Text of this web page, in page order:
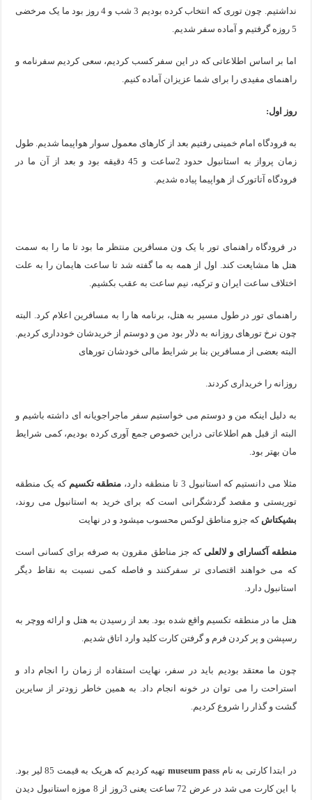
نداشتیم. چون توری که انتخاب کرده بودیم 3 شب و 4 روز بود ما یک مرخضی
5 روزه گرفتیم و آماده سفر شدیم.
اما بر اساس اطلاعاتی که در این سفر کسب کردیم، سعی کردیم سفرنامه و
راهنمای مفیدی را برای شما عزیزان آماده کنیم.
روز اول:
به فرودگاه امام خمینی رفتیم بعد از کارهای معمول سوار هواپیما شدیم. طول
زمان پرواز به استانبول حدود 2ساعت و 45 دقیقه بود و بعد از آن ما در
فرودگاه آتاتورک از هواپیما پیاده شدیم.
در فرودگاه راهنمای تور با یک ون مسافرین منتظر ما بود تا ما را به سمت
هتل ها مشایعت کند. اول از همه به ما گفته شد تا ساعت هایمان را به علت
اختلاف ساعت ایران و ترکیه، نیم ساعت به عقب بکشیم.
راهنمای تور در طول مسیر به هتل، برنامه ها را به مسافرین اعلام کرد. البته
چون نرخ تورهای روزانه به دلار بود من و دوستم از خریدشان خودداری کردیم.
البته بعضی از مسافرین بنا بر شرایط مالی خودشان تورهای
روزانه را خریداری کردند.
به دلیل اینکه من و دوستم می خواستیم سفر ماجراجویانه ای داشته باشیم و
البته از قبل هم اطلاعاتی دراین خصوص جمع آوری کرده بودیم، کمی شرایط
مان بهتر بود.
مثلا می دانستیم که استانبول 3 تا منطقه دارد، منطقه تکسیم که یک منطقه
توریستی و مقصد گردشگرانی است که برای خرید به استانبول می روند،
بشیکتاش که جزو مناطق لوکس محسوب میشود و در نهایت
منطقه آکسارای و لالعلیکه جز مناطق مقرون به صرفه برای کسانی است
که می خواهند اقتصادی تر سفرکنند و فاصله کمی نسبت به نقاط دیگر
استانبول دارد.
هتل ما در منطقه تکسیم واقع شده بود. بعد از رسیدن به هتل و ارائه ووچر به
رسپشن و پر کردن فرم و گرفتن کارت کلید وارد اتاق شدیم.
چون ما معتقد بودیم باید در سفر، نهایت استفاده از زمان را انجام داد و
استراحت را می توان در خونه انجام داد. به همین خاطر زودتر از سایرین
گشت و گذار را شروع کردیم.
در ابتدا کارتی به نام
تهیه کردیم که هریک به قیمت 85 لیر بود.
با این کارت می شد در عرض 72 ساعت یعنی 3روز از 8 موزه استانبول دیدن